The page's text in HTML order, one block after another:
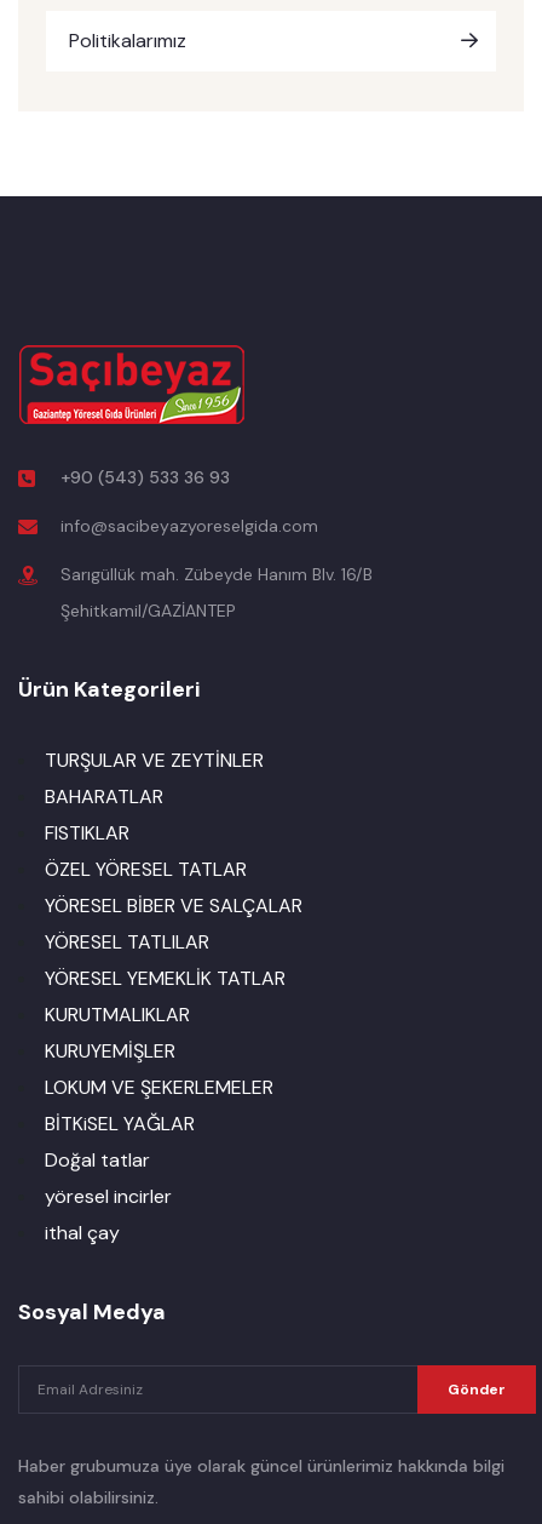
Politikalarımız
+90 (543) 533 36 93
info@sacibeyazyoreselgida.com
Sarıgüllük mah. Zübeyde Hanım Blv. 16/B
Şehitkamil/GAZİANTEP
Ürün Kategorileri
TURŞULAR VE ZEYTİNLER
BAHARATLAR
FISTIKLAR
ÖZEL YÖRESEL TATLAR
YÖRESEL BİBER VE SALÇALAR
YÖRESEL TATLILAR
YÖRESEL YEMEKLİK TATLAR
KURUTMALIKLAR
KURUYEMİŞLER
LOKUM VE ŞEKERLEMELER
BİTKiSEL YAĞLAR
Doğal tatlar
yöresel incirler
ithal çay
Sosyal Medya
Gönder
Haber grubumuza üye olarak güncel ürünlerimiz hakkında bilgi
sahibi olabilirsiniz.